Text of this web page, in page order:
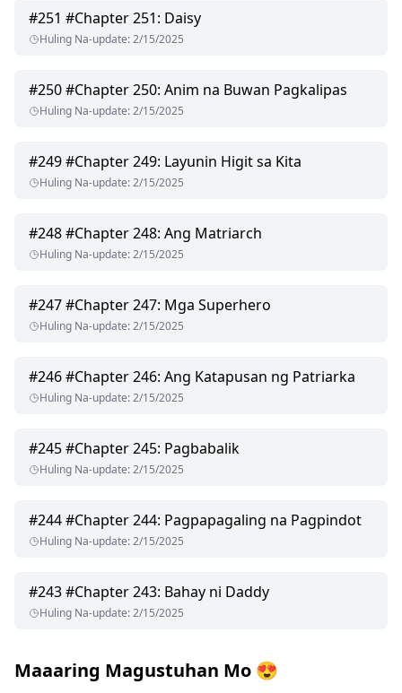
#251 #Chapter 251: Daisy
Huling Na-update:2/15/2025
#250#Chapter 250: Anim na Buwan Pagkalipas
Huling Na-update:2/15/2025
#249#Chapter 249: Layunin Higit sa Kita
Huling Na-update:2/15/2025
#248#Chapter 248: Ang Matriarch
Huling Na-update:2/15/2025
#247#Chapter 247: Mga Superhero
Huling Na-update:2/15/2025
#246#Chapter 246: Ang Katapusan ng Patriarka
Huling Na-update:2/15/2025
#245#Chapter 245: Pagbabalik
Huling Na-update:2/15/2025
#244#Chapter 244: Pagpapagaling na Pagpindot
Huling Na-update:2/15/2025
#243#Chapter 243: Bahay ni Daddy
Huling Na-update:2/15/2025
Maaaring Magustuhan Mo 😍